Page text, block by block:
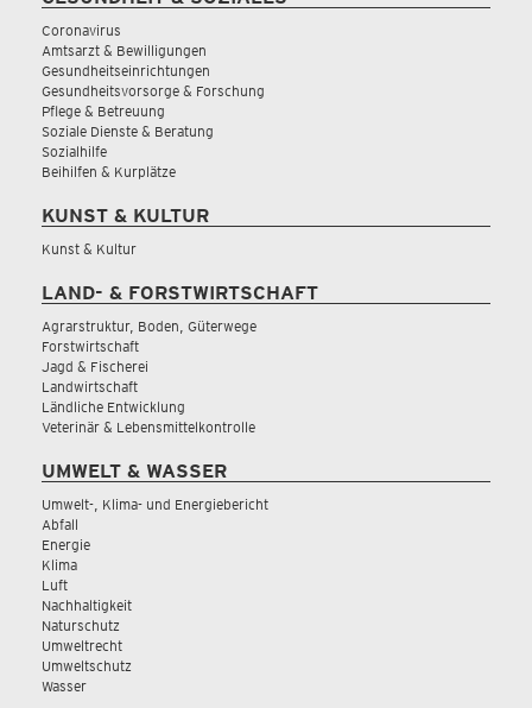
Coronavirus
Amtsarzt & Bewilligungen
Gesundheitseinrichtungen
Gesundheitsvorsorge & Forschung
Pflege & Betreuung
Soziale Dienste & Beratung
Sozialhilfe
Beihilfen & Kurplätze
KUNST & KULTUR
Kunst & Kultur
LAND- & FORSTWIRTSCHAFT
Agrarstruktur, Boden, Güterwege
Forstwirtschaft
Jagd & Fischerei
Landwirtschaft
Ländliche Entwicklung
Veterinär & Lebensmittelkontrolle
UMWELT & WASSER
Umwelt-, Klima- und Energiebericht
Abfall
Energie
Klima
Luft
Nachhaltigkeit
Naturschutz
Umweltrecht
Umweltschutz
Wasser